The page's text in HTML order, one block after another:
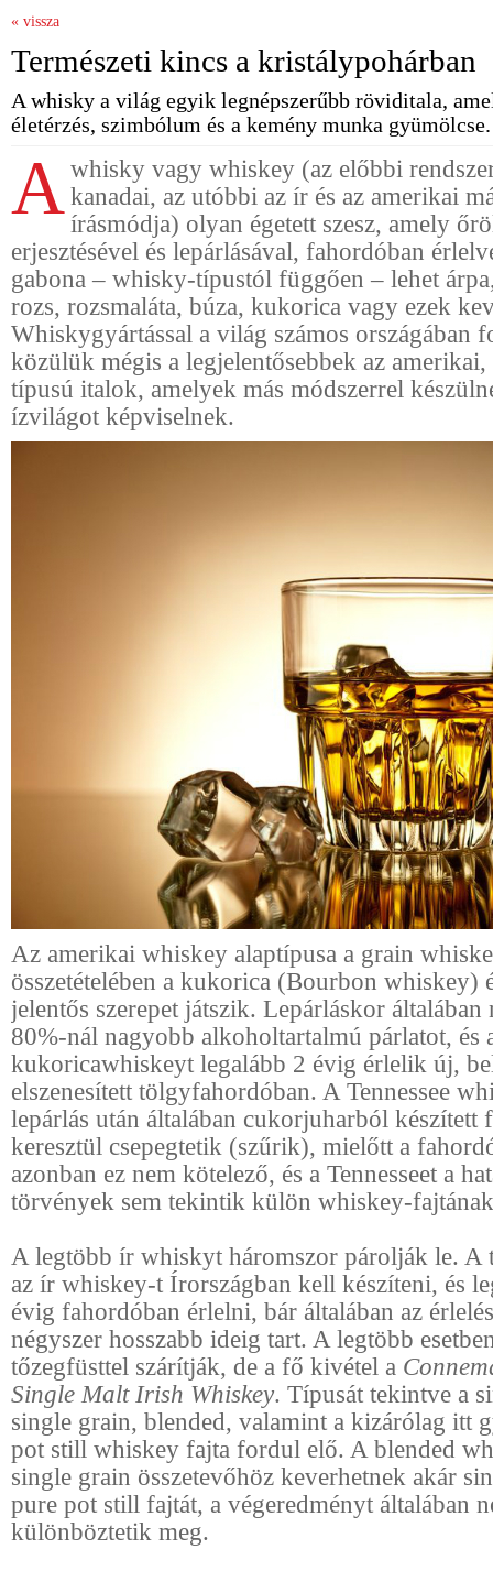
« vissza
Természeti kincs a kristálypohárban
A whisky a világ egyik legnépszerűbb röviditala,
életérzés, szimbólum és a kemény munka gyümölcse.
Awhisky vagy whiskey (az előbbi
kanadai, az utóbbi az ír és az amerikai
írásmódja) olyan égetett szesz, amely
erjesztésével és lepárlásával, fahordóban
gabona – whisky-típustól függően – lehet
rozs, rozsmaláta, búza, kukorica vagy ezek
Whiskygyártással a világ számos országában
közülük mégis a legjelentősebbek az
típusú italok, amelyek más módszerrel
ízvilágot képviselnek.
Az amerikai whiskey alaptípusa a grain
összetételében a kukorica (Bourbon whiskey)
jelentős szerepet játszik. Lepárláskor általában
80%-nál nagyobb alkoholtartalmú párlatot, és
kukoricawhiskeyt legalább 2 évig érlelik új,
elszenesített tölgyfahordóban. A Tennessee
lepárlás után általában cukorjuharból készített
keresztül csepegtetik (szűrik), mielőtt a
azonban ez nem kötelező, és a Tennesseet a
törvények sem tekintik külön whiskey-
A legtöbb ír whiskyt háromszor párolják le. A
az ír whiskey-t Írországban kell készíteni, és
évig fahordóban érlelni, bár általában az
négyszer hosszabb ideig tart. A legtöbb
tőzegfüsttel szárítják, de a fő kivétel a
Single Malt Irish Whiskey. Típusát tekintve a
single grain, blended, valamint a kizárólag itt
pot still whiskey fajta fordul elő. A blended
single grain összetevőhöz keverhetnek akár
pure pot still fajtát, a végeredményt általában
különböztetik meg.